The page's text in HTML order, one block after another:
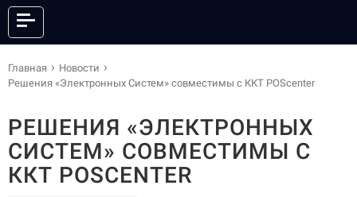
КАТАЛОГ
ОНЛАЙН КАССЫ
ФИСКАЛЬНЫЕ РЕГИСТРАТОРЫ
АНДРОИД СМАРТ-ТЕРМИНАЛЫ
POS-СИСТЕМЫ
ПРИНТЕРЫ ЭТИКЕТОК
ПРИНТЕРЫ ЧЕКОВ
Главная
Новости
Решения «Электронных Систем» совместимы с ККТ POScenter
РЕШЕНИЯ «ЭЛЕКТРОННЫХ
СИСТЕМ» СОВМЕСТИМЫ С
ККТ POSCENTER